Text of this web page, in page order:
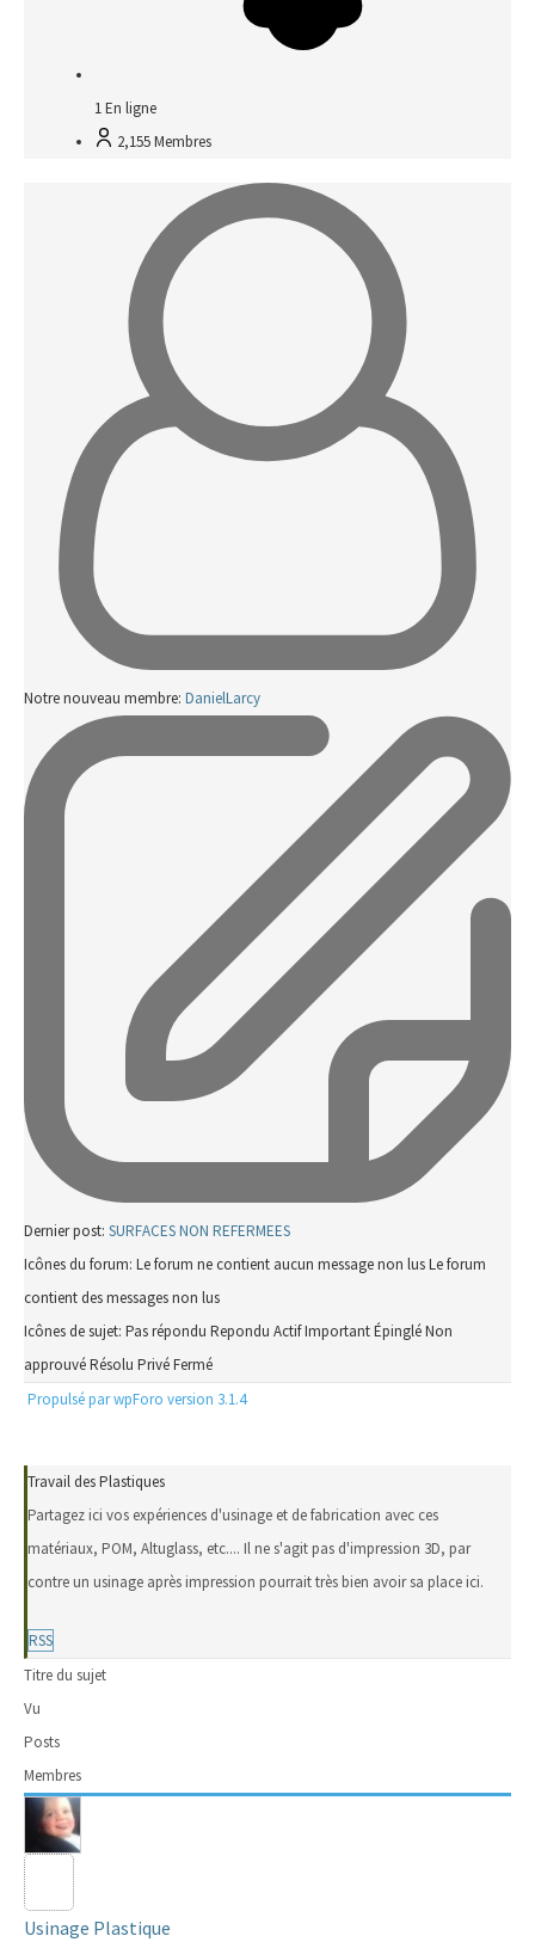
1En ligne
2,155Membres
Notre nouveau membre: DanielLarcy
Dernier post: SURFACES NON REFERMEES
Icônes du forum: Le forum ne contient aucun message non lusLe forum
contient des messages non lus
Icônes de sujet: Pas répondu Repondu ActifImportantÉpingléNon
approuvéRésolu PrivéFermé
Propulsé par wpForo version 3.1.4
Travail des Plastiques
Partagez ici vos expériences d'usinage et de fabrication avec ces
matériaux, POM, Altuglass, etc.... Il ne s'agit pas d'impression 3D, par
contre un usinage après impression pourrait très bien avoir sa place ici.
RSS
Titre du sujet
Vu
Posts
Membres
Usinage Plastique